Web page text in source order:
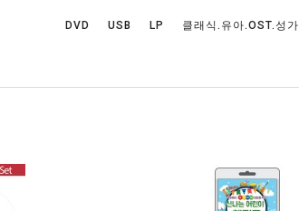
DVD USB LP 클래식.유아.OST.성가